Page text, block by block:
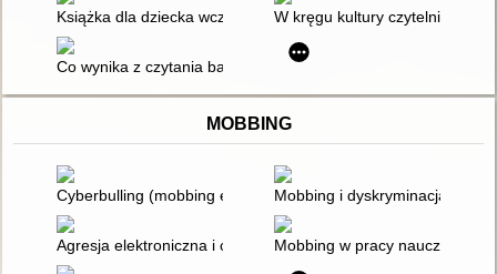
Książka dla dziecka wczoraj, dziś, jutroW kręgu kultury czytelniczej
Co wynika z czytania bajek
MOBBING
Cyberbulling (mobbing elektroniczny) wśród uczniów szkół
Mobbing i dyskryminacja w
Agresja elektroniczna i cyberbullying jako ryzykowne
Mobbing w pracy nauczyciela